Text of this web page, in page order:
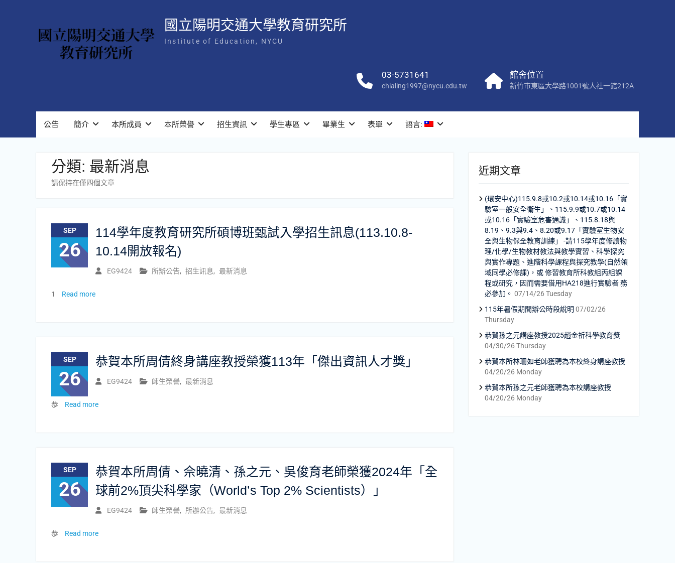
國立陽明交通大學教育研究所
Institute of Education, NYCU
03-5731641
chialing1997@nycu.edu.tw
館舍位置
新竹市東區大學路1001號人社一館212A
公告 簡介 本所成員 本所榮譽 招生資訊 學生專區 畢業生 表單 語言:
分類: 最新消息
請保持在僅四個文章
SEP
26
114學年度教育研究所碩博班甄試入學招生訊息(113.10.8-
10.14開放報名)
EG9424 所辦公告, 招生訊息, 最新消息
1 Read more
SEP
26
恭賀本所周倩終身講座教授榮獲113年「傑出資訊人才獎」
EG9424 師生榮譽, 最新消息
恭 Read more
SEP
26
恭賀本所周倩、佘曉清、孫之元、吳俊育老師榮獲2024年「全
球前2%頂尖科學家（World’s Top 2% Scientists）」
EG9424 師生榮譽, 所辦公告, 最新消息
恭 Read more
近期文章
(環安中心)115.9.8或10.2或10.14或10.16「實
驗室一般安全衛生」、115.9.9或10.7或10.14
或10.16「實驗室危害通識」、115.8.18與
8.19、9.3與9.4、8.20或9.17「實驗室生物安
全與生物保全教育訓練」 -請115學年度修讀物
理/化學/生物教材教法與教學實習、科學探究
與實作專題、進階科學課程與探究教學(自然領
域同學必修課)，或 修習教育所科教組丙組課
程或研究，因而需要借用HA218進行實驗者 務
必參加。 07/14/26 Tuesday
115年暑假期間辦公時段說明 07/02/26
Thursday
恭賀孫之元講座教授2025趙金祈科學教育獎
04/30/26 Thursday
恭賀本所林珊如老師獲聘為本校終身講座教授
04/20/26 Monday
恭賀本所孫之元老師獲聘為本校講座教授
04/20/26 Monday